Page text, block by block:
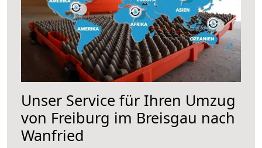
Unser Service für Ihren Umzug
von Freiburg im Breisgau nach
Wanfried